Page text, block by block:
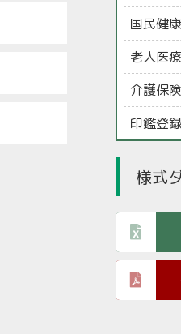
国民健
老人医
介護保
印鑑登
様式